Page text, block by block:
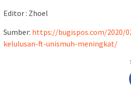
Editor : Zhoel
Sumber: https://bugispos.com/2020/
kelulusan-ft-unismuh-meningkat/